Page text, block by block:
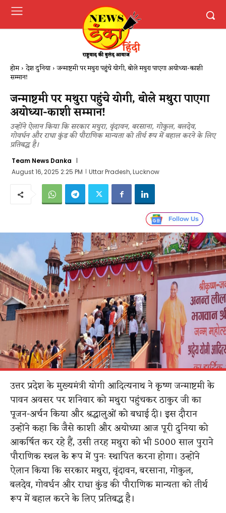
होम देश दुनिया जन्माष्टमी पर मथुरा पहुंचे योगी, बोले मथुरा पाएगा अयोध्या-काशी
सम्मान!
जन्माष्टमी पर मथुरा पहुंचे योगी, बोले मथुरा पाएगा
अयोध्या-काशी सम्मान!
उन्होंने ऐलान किया कि सरकार मथुरा, वृंदावन, बरसाना, गोकुल, बलदेव,
गोवर्धन और राधा कुंड की पौराणिक मान्यता को तीर्थ रूप में बहाल करने के लिए
प्रतिबद्ध है।
Team News Danka
August 16, 2025 2:25 PM
Uttar Pradesh, Lucknow
उत्तर प्रदेश के मुख्यमंत्री योगी आदित्यनाथ ने कृष्ण जन्माष्टमी के
पावन अवसर पर शनिवार को मथुरा पहुंचकर ठाकुर जी का
पूजन-अर्चन किया और श्रद्धालुओं को बधाई दी। इस दौरान
उन्होंने कहा कि जैसे काशी और अयोध्या आज पूरी दुनिया को
आकर्षित कर रहे हैं, उसी तरह मथुरा को भी 5000 साल पुराने
पौराणिक स्थल के रूप में पुनः स्थापित करना होगा। उन्होंने
ऐलान किया कि सरकार मथुरा, वृंदावन, बरसाना, गोकुल,
बलदेव, गोवर्धन और राधा कुंड की पौराणिक मान्यता को तीर्थ
रूप में बहाल करने के लिए प्रतिबद्ध है।